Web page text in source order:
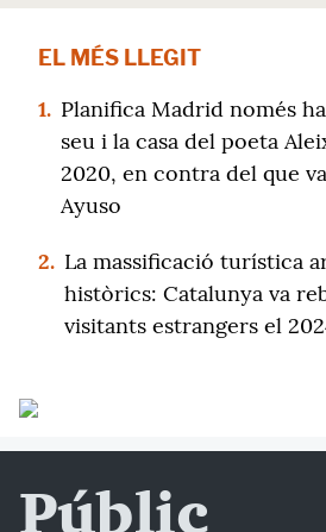
EL MÉS LLEGIT
1. Planifica Madrid només
seu i la casa del poeta
2020, en contra del que
Ayuso
2. La massificació turística
històrics: Catalunya va
visitants estrangers el
Públic